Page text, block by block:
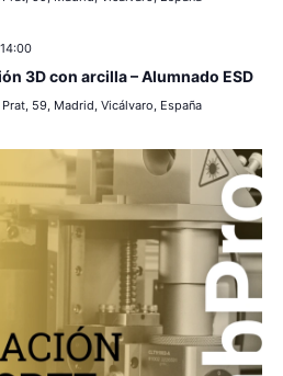
14:00
3D con arcilla – Alumnado ESD
59, Madrid, Vicálvaro, España